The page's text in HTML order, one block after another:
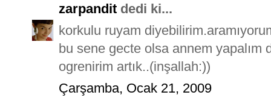
zarpandit dedi ki...
korkulu ruyam
bu sene gecte olsa annem
ogrenirim artık..(inşallah:))
Çarşamba, Ocak 21, 2009